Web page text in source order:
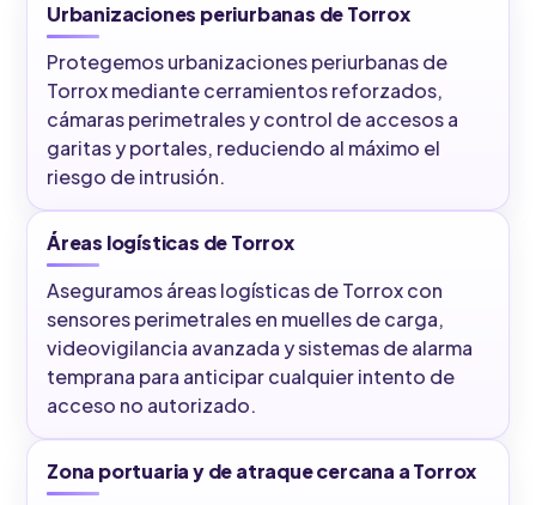
Urbanizaciones periurbanas de Torrox
Protegemos urbanizaciones periurbanas de
Torrox mediante cerramientos reforzados,
cámaras perimetrales y control de accesos a
garitas y portales, reduciendo al máximo el
riesgo de intrusión.
Áreas logísticas de Torrox
Aseguramos áreas logísticas de Torrox con
sensores perimetrales en muelles de carga,
videovigilancia avanzada y sistemas de alarma
temprana para anticipar cualquier intento de
acceso no autorizado.
Zona portuaria y de atraque cercana a Torrox